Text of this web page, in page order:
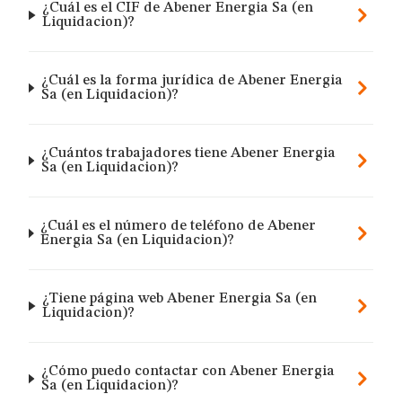
¿Cuál es el CIF de Abener Energia Sa (en
Liquidacion)?
¿Cuál es la forma jurídica de Abener Energia
Sa (en Liquidacion)?
¿Cuántos trabajadores tiene Abener Energia
Sa (en Liquidacion)?
¿Cuál es el número de teléfono de Abener
Energia Sa (en Liquidacion)?
¿Tiene página web Abener Energia Sa (en
Liquidacion)?
¿Cómo puedo contactar con Abener Energia
Sa (en Liquidacion)?